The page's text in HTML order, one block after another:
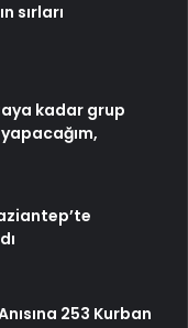
sırları
kadar grup
253 Kurban